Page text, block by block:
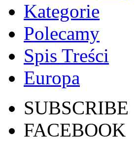
Kategorie
Polecamy
Spis Treści
Europa
SUBSCRIBE
FACEBOOK